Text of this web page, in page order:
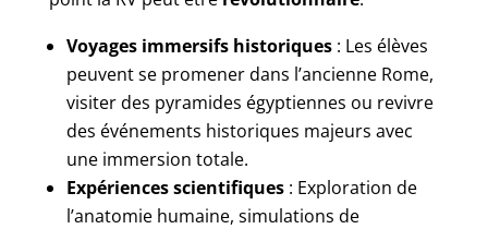
Voyages immersifs historiques: Les élèves
peuvent se promener dans l’ancienne Rome,
visiter des pyramides égyptiennes ou revivre
des événements historiques majeurs avec
une immersion totale.
Expériences scientifiques: Exploration de
l’anatomie humaine, simulations de